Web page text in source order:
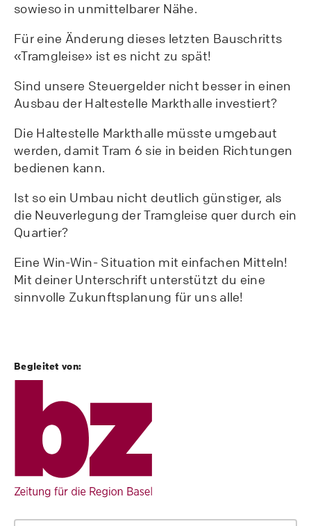
sowieso in unmittelbarer Nähe.
Für eine Änderung dieses letzten Bauschritts
«Tramgleise» ist es nicht zu spät!
Sind unsere Steuergelder nicht besser in einen
Ausbau der Haltestelle Markthalle investiert?
Die Haltestelle Markthalle müsste umgebaut
werden, damit Tram 6 sie in beiden Richtungen
bedienen kann.
Ist so ein Umbau nicht deutlich günstiger, als
die Neuverlegung der Tramgleise quer durch ein
Quartier?
Eine Win-Win- Situation mit einfachen Mitteln!
Mit deiner Unterschrift unterstützt du eine
sinnvolle Zukunftsplanung für uns alle!
Begleitet von: